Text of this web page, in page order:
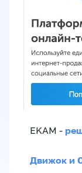
EKAM -
Движок и